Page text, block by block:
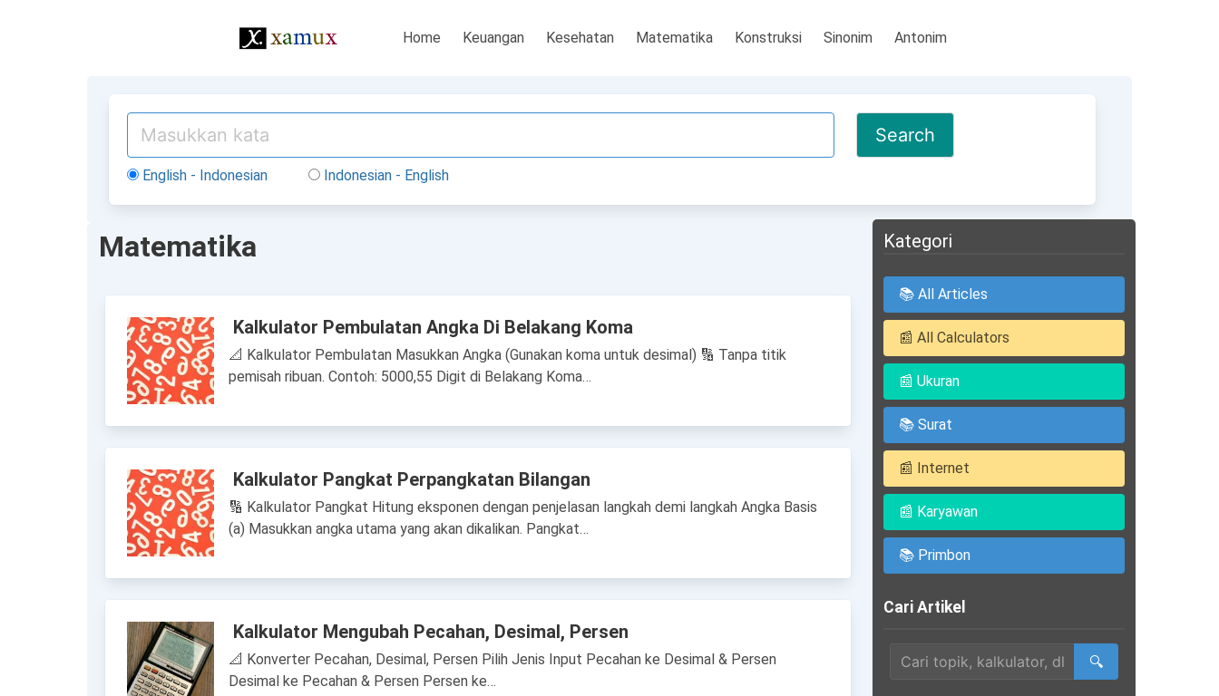
Home Keuangan Kesehatan Matematika Konstruksi Sinonim Antonim
English - Indonesian Indonesian - English
Matematika
Kalkulator Pembulatan Angka Di Belakang Koma
📐 Kalkulator Pembulatan Masukkan Angka (Gunakan koma untuk desimal) 🔢 Tanpa titik
pemisah ribuan. Contoh: 5000,55 Digit di Belakang Koma…
Kalkulator Pangkat Perpangkatan Bilangan
🔢 Kalkulator Pangkat Hitung eksponen dengan penjelasan langkah demi langkah Angka Basis
(a) Masukkan angka utama yang akan dikalikan. Pangkat…
Kalkulator Mengubah Pecahan, Desimal, Persen
📐 Konverter Pecahan, Desimal, Persen Pilih Jenis Input Pecahan ke Desimal & Persen
Desimal ke Pecahan & Persen Persen ke…
Kategori
📚 All Articles
📰 All Calculators
📰 Ukuran
📚 Surat
📰 Internet
📰 Karyawan
📚 Primbon
Cari Artikel
🔍